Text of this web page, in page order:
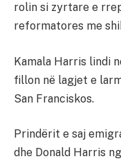
rolin si zyrtare e
reformatores me
Kamala Harris lindi
fillon në lagjet e
San Franciskos.
Prindërit e saj
dhe Donald Harris